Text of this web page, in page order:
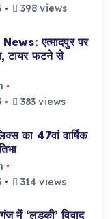
398 views
एत्मादपुर पर
टायर फटने से
383 views
का 47वां वार्षिक
314 views
में ‘लड़की’ विवाद